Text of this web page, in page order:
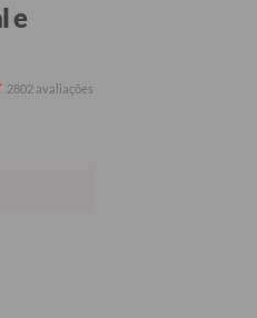
e
2802 avaliações